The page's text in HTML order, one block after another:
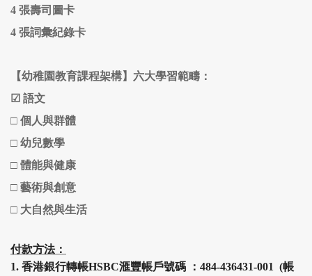
4 張壽司圖卡
4 張詞彙紀錄卡
【幼稚園教育課程架構】六大學習範疇：
☑ 語文
□ 個人與群體
□ 幼兒數學
□ 體能與健康
□ 藝術與創意
□ 大自然與生活
付款方法：
1. 香港銀行轉帳HSBC滙豐帳戶號碼 ：484-436431-001 (帳